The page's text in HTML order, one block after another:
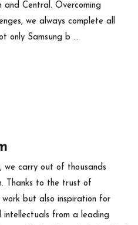
Central. Overcoming
we always complete all
only Samsung b …
we carry out of thousands
Thanks to the trust of
work but also inspiration for
intellectuals from a leading